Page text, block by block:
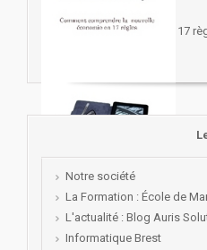
17
Notre société
La Formation : École de
L'actualité : Blog Auris
Informatique Brest